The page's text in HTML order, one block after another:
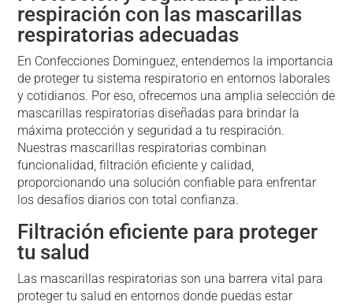
respiración con las mascarillas
respiratorias adecuadas
En Confecciones Dominguez, entendemos la importancia
de proteger tu sistema respiratorio en entornos laborales
y cotidianos. Por eso, ofrecemos una amplia selección de
mascarillas respiratorias diseñadas para brindar la
máxima protección y seguridad a tu respiración.
Nuestras mascarillas respiratorias combinan
funcionalidad, filtración eficiente y calidad,
proporcionando una solución confiable para enfrentar
los desafíos diarios con total confianza.
Filtración eficiente para proteger
tu salud
Las mascarillas respiratorias son una barrera vital para
proteger tu salud en entornos donde puedas estar